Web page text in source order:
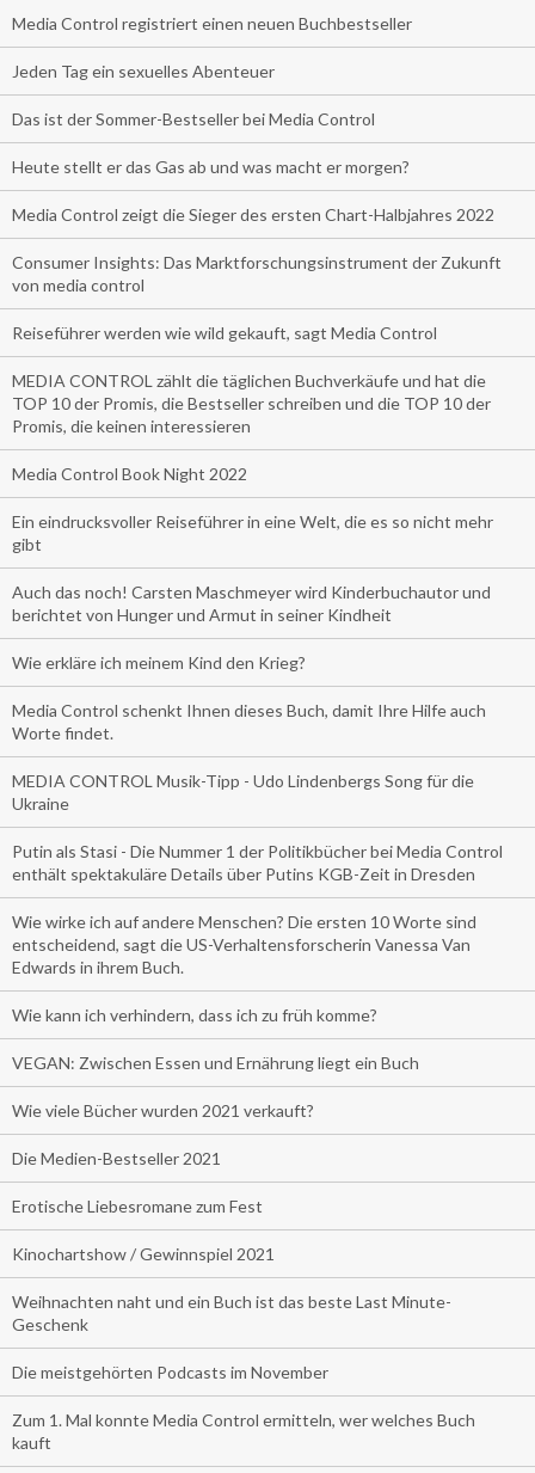
Media Control registriert einen neuen Buchbestseller
Jeden Tag ein sexuelles Abenteuer
Das ist der Sommer-Bestseller bei Media Control
Heute stellt er das Gas ab und was macht er morgen?
Media Control zeigt die Sieger des ersten Chart-Halbjahres 2022
Consumer Insights: Das Marktforschungsinstrument der Zukunft
von media control
Reiseführer werden wie wild gekauft, sagt Media Control
MEDIA CONTROL zählt die täglichen Buchverkäufe und hat die
TOP 10 der Promis, die Bestseller schreiben und die TOP 10 der
Promis, die keinen interessieren
Media Control Book Night 2022
Ein eindrucksvoller Reiseführer in eine Welt, die es so nicht mehr
gibt
Auch das noch! Carsten Maschmeyer wird Kinderbuchautor und
berichtet von Hunger und Armut in seiner Kindheit
Wie erkläre ich meinem Kind den Krieg?
Media Control schenkt Ihnen dieses Buch, damit Ihre Hilfe auch
Worte findet.
MEDIA CONTROL Musik-Tipp - Udo Lindenbergs Song für die
Ukraine
Putin als Stasi - Die Nummer 1 der Politikbücher bei Media Control
enthält spektakuläre Details über Putins KGB-Zeit in Dresden
Wie wirke ich auf andere Menschen? Die ersten 10 Worte sind
entscheidend, sagt die US-Verhaltensforscherin Vanessa Van
Edwards in ihrem Buch.
Wie kann ich verhindern, dass ich zu früh komme?
VEGAN: Zwischen Essen und Ernährung liegt ein Buch
Wie viele Bücher wurden 2021 verkauft?
Die Medien-Bestseller 2021
Erotische Liebesromane zum Fest
Kinochartshow / Gewinnspiel 2021
Weihnachten naht und ein Buch ist das beste Last Minute-
Geschenk
Die meistgehörten Podcasts im November
Zum 1. Mal konnte Media Control ermitteln, wer welches Buch
kauft